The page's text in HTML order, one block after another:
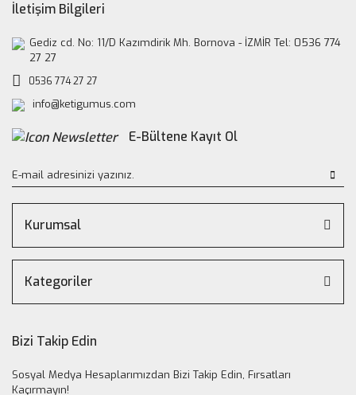
İletişim Bilgileri
Gediz cd. No: 11/D Kazımdirik Mh. Bornova - İZMİR Tel: 0536 774
27 27
0536 774 27 27
info@ketigumus.com
E-Bültene Kayıt Ol
Kurumsal
Kategoriler
Bizi Takip Edin
Sosyal Medya Hesaplarımızdan Bizi Takip Edin, Fırsatları
Kaçırmayın!